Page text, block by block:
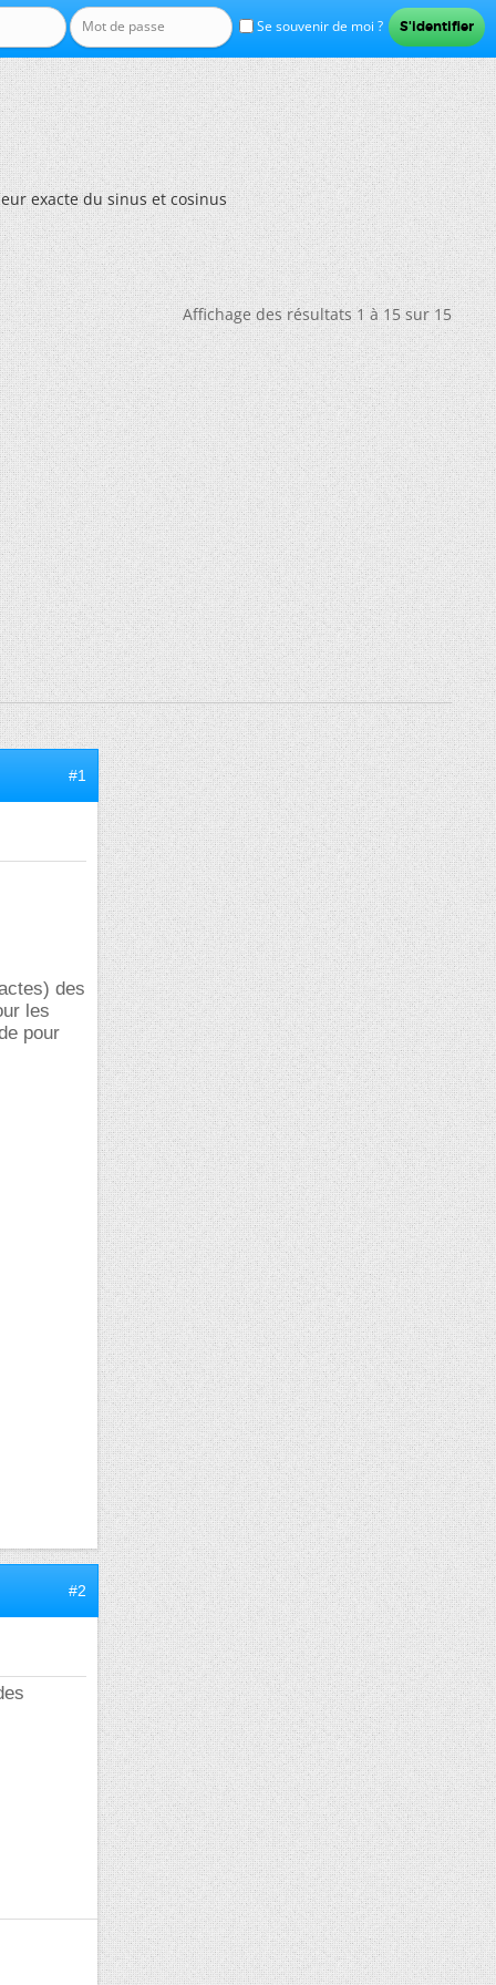
Se souvenir de moi ?
exacte du sinus et cosinus
Affichage des résultats 1 à 15 sur 15
#1
des
les
pour
#2